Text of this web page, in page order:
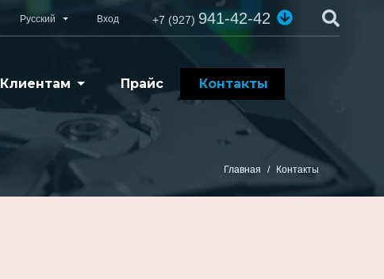
Клиентам Прайс Контакты
Русский Вход +7 (927)941-42-42
Главная Контакты